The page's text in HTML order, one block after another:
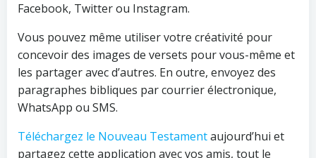
Facebook, Twitter ou Instagram.
Vous pouvez même utiliser votre créativité pour
concevoir des images de versets pour vous-même et
les partager avec d’autres. En outre, envoyez des
paragraphes bibliques par courrier électronique,
WhatsApp ou SMS.
Téléchargez le Nouveau Testamentaujourd’hui et
partagez cette application avec vos amis, tout le